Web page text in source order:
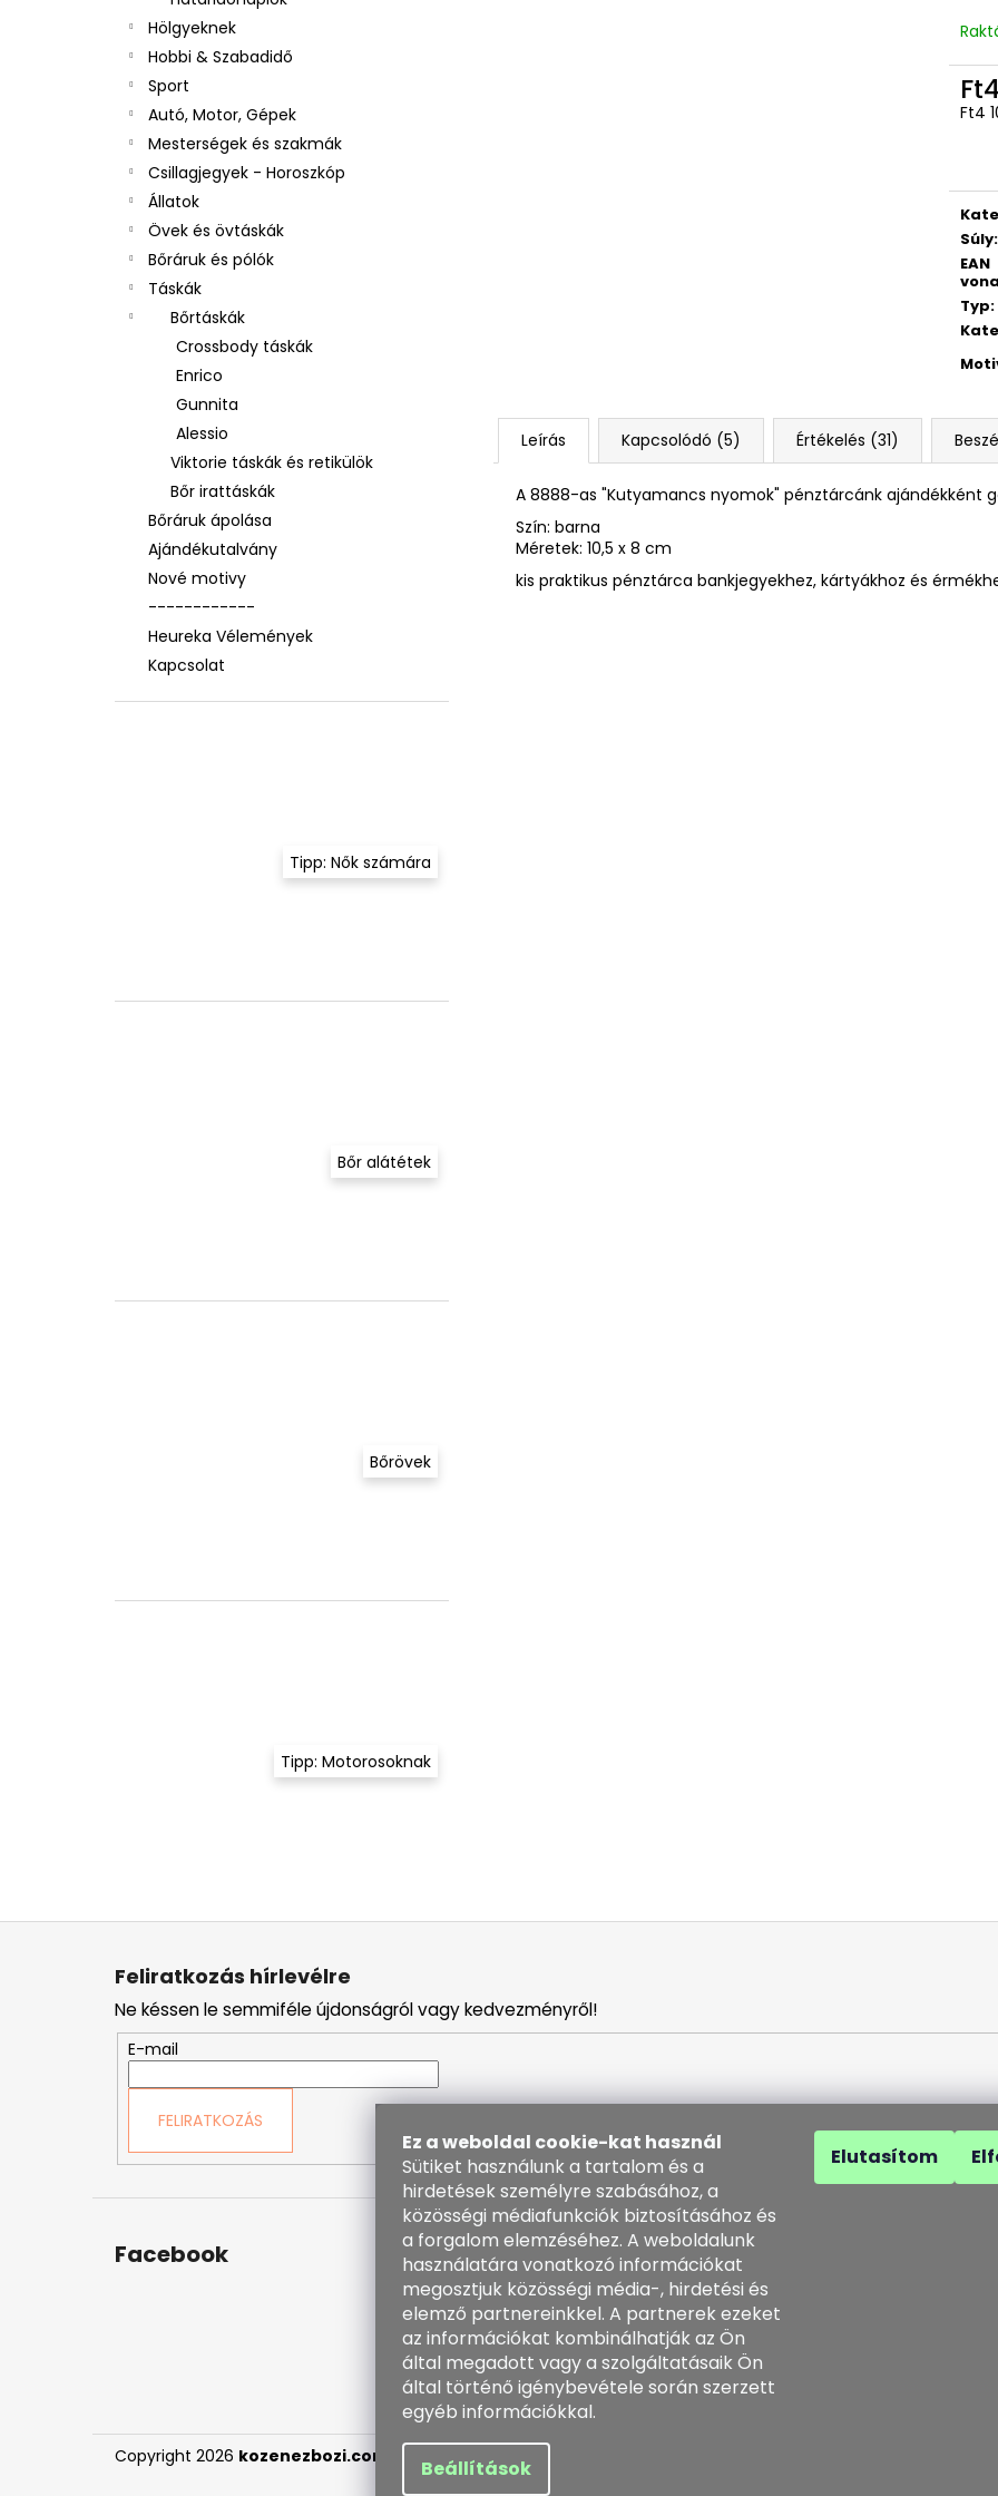
Ez a weboldal cookie-kat használ
Sütiket használunk a tartalom és a
hirdetések személyre szabásához, a
közösségi médiafunkciók biztosításához és
a forgalom elemzéséhez. A weboldalunk
használatára vonatkozó információkat
megosztjuk közösségi média-, hirdetési és
elemző partnereinkkel. A partnerek ezeket
az információkat kombinálhatják az Ön
által megadott vagy a szolgáltatásaik Ön
által történő igénybevétele során szerzett
egyéb információkkal.
Beállítások
Elutasítom
Hölgyeknek
Hobbi & Szabadidő
Sport
Autó, Motor, Gépek
Mesterségek és szakmák
Csillagjegyek - Horoszkóp
Állatok
Övek és övtáskák
Bőráruk és pólók
Táskák
Bőrtáskák
Crossbody táskák
Enrico
Gunnita
Alessio
Viktorie táskák és retikülök
Bőr irattáskák
Bőráruk ápolása
Ajándékutalvány
Nové motivy
------------
Heureka Vélemények
Kapcsolat
Tipp: Nők számára
Bőr alátétek
Bőrövek
Tipp: Motorosoknak
Ft4
Súly:
EAN
Typ:
Leírás Kapcsolódó (5) Értékelés (31)
A 8888-as "Kutyamancs nyomok" pénztárcánk ajándékként
Szín: barna
Méretek: 10,5 x 8 cm
kis praktikus pénztárca bankjegyekhez, kártyákhoz és
Feliratkozás hírlevélre
Ne késsen le semmiféle újdonságról vagy kedvezményről!
E-mail
FELIRATKOZÁS
Facebook Kapcsolat
info @kozenezbozi.com
381281747, 603225633
603225633
https://www.facebook.com/koz
enezbozi/
Copyright 2026 kozenezbozi.com . Minden jog fenntartva.